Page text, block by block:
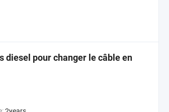
diesel pour changer le câble en